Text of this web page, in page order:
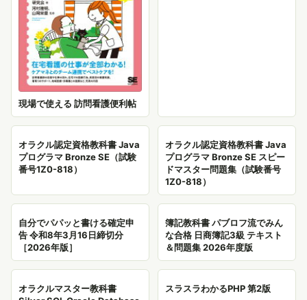
現場で使える 訪問看護便利帖
オラクル認定資格教科書 Java
プログラマ Bronze SE（試験
番号1Z0-818）
オラクル認定資格教科書 Java
プログラマ Bronze SE スピー
ドマスター問題集（試験番号
1Z0-818）
自分でパパッと書ける確定申
告 令和8年3月16日締切分
［2026年版］
簿記教科書 パブロフ流でみん
な合格 日商簿記3級 テキスト
＆問題集 2026年度版
オラクルマスター教科書
スラスラわかるPHP 第2版